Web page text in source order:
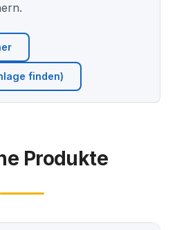
finden)
Produkte